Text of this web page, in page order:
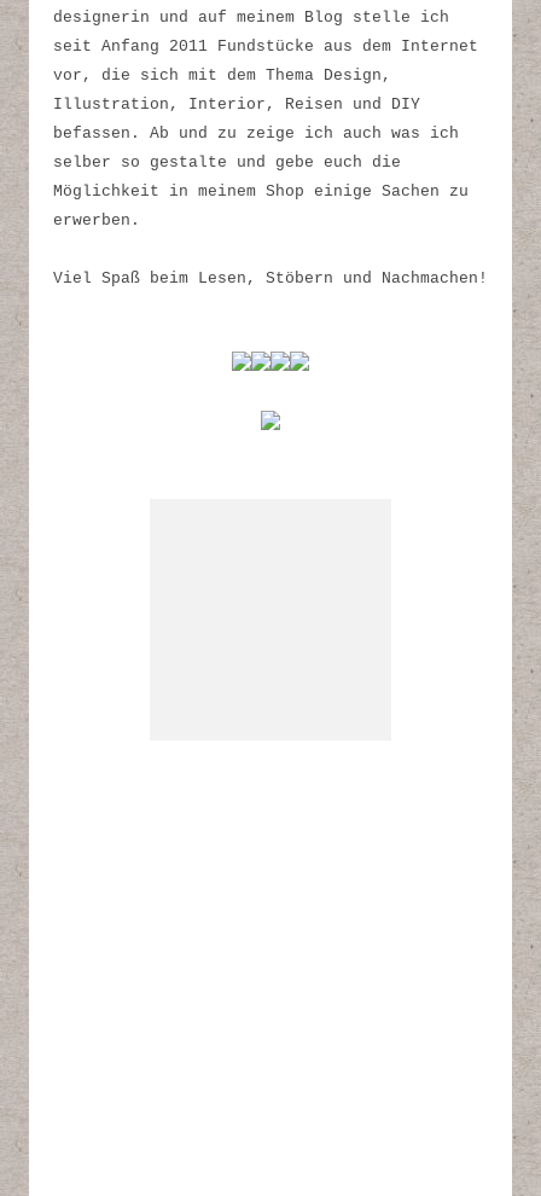
designerin und auf meinem Blog stelle ich
seit Anfang 2011 Fundstücke aus dem Internet
vor, die sich mit dem Thema Design,
Illustration, Interior, Reisen und DIY
befassen. Ab und zu zeige ich auch was ich
selber so gestalte und gebe euch die
Möglichkeit in meinem Shop einige Sachen zu
erwerben.
Viel Spaß beim Lesen, Stöbern und Nachmachen!